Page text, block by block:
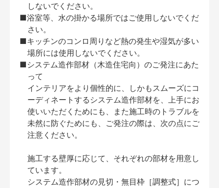
しないでください。
■浴室等、水の掛かる場所ではご使用しないでくだ
さい。
■キッチンのコンロ周りなど熱の発生や湿気が多い
場所には使用しないでください。
■システム造作部材（木造住宅向）のご発注にあた
って
インテリアをより個性的に、しかもスムーズにコ
ーディネートするシステム造作部材を、上手にお
使いいただくためにも、また施工時のトラブルを
未然に防ぐためにも、ご発注の際は、次の点にご
注意ください。
施工する壁厚に応じて、それぞれの部材を用意し
ています。
システム造作部材の見切・無目枠［調整式］につ